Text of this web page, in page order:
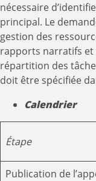
nécessaire
principal. Le
gestion des
rapports narratifs et
répartition des
doit être spécifiée
Calendrier
Étape
Publication de